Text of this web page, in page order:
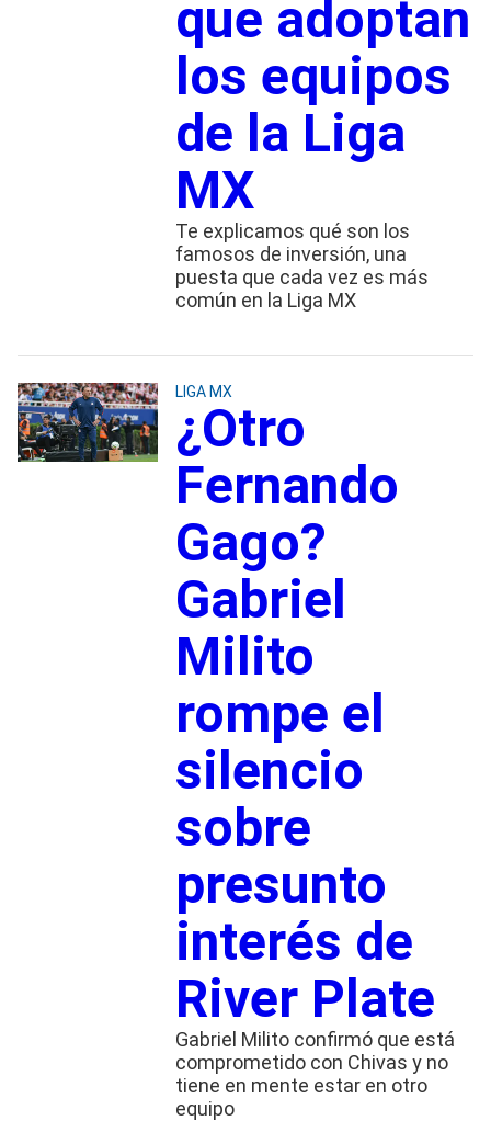
que adoptan
los equipos
de la Liga
MX
Te explicamos qué son los
famosos de inversión, una
puesta que cada vez es más
común en la Liga MX
LIGA MX
¿Otro
Fernando
Gago?
Gabriel
Milito
rompe el
silencio
sobre
presunto
interés de
River Plate
Gabriel Milito confirmó que está
comprometido con Chivas y no
tiene en mente estar en otro
equipo